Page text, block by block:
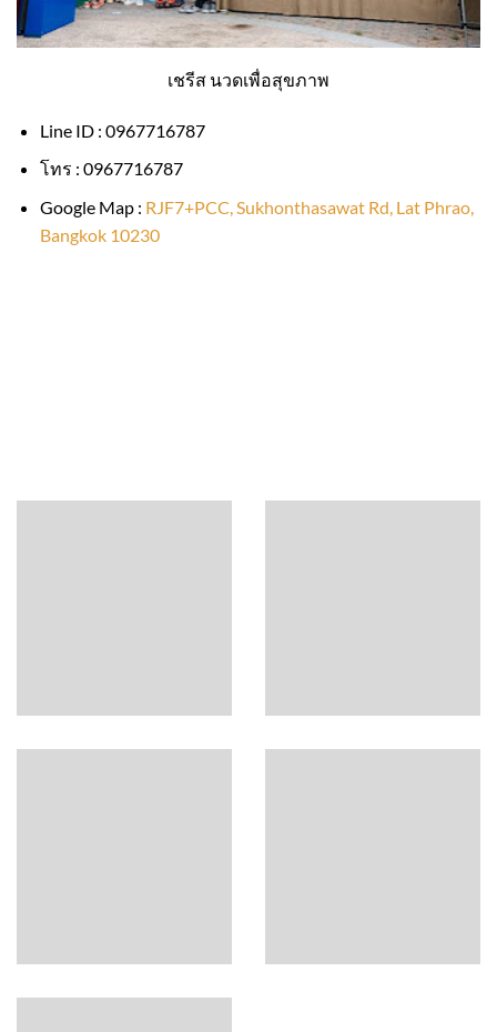
เชรีส นวดเพื่อสุขภาพ
Line ID : 0967716787
โทร : 0967716787
Google Map : RJF7+PCC, Sukhonthasawat Rd, Lat Phrao,
Bangkok 10230